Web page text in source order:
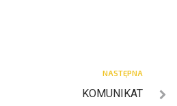
NASTĘPNA
KOMUNIKAT